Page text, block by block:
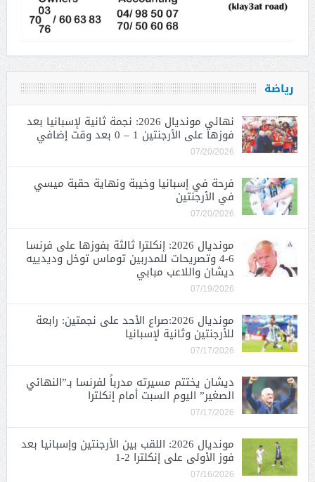
رياضة
نهائي مونديال 2026: نجمة ثانية لإسبانيا بعد
فوزها على الأرجنتين 1 – 0 بعد وقت إضافي
07/20/2026
فرحة في إسبانيا وخيبة ونهاية حقبة ميسي
في الأرجنتين
07/20/2026
مونديال 2026: إنكلترا ثالثة بفوزها على فرنسا
6-4 وتصريحات للمدربين توماس توخل وديدييه
ديشان واللاعب مبابي
07/19/2026
مونديال 2026:صراع الأحد على نجمتين: رابعة
للأرجنتين وثانية لإسبانيا
07/17/2026
ديشان يختتم مسيرته مدرباً لفرنسا بـ”النهائي
الصغير” اليوم السبت أمام إنكلترا
07/17/2026
مونديال 2026: اللقب بين الأرجنتين وإسبانيا بعد
فوز الأولى على إنكلترا 2-1
07/16/2026